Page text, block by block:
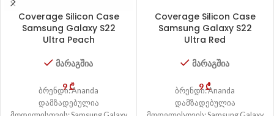
Coverage Silicon Case
Samsung Galaxy S22
Ultra Peach
მარაგშია
9₾
ბრენდი: Ananda
დამზადებულია
Coverage Silicon Case
Samsung Galaxy S22
Ultra Red
მარაგშია
9₾
ბრენდი: Ananda
დამზადებულია